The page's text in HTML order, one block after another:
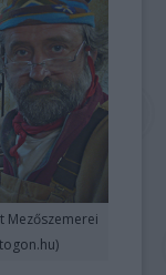
Mezőszemerei